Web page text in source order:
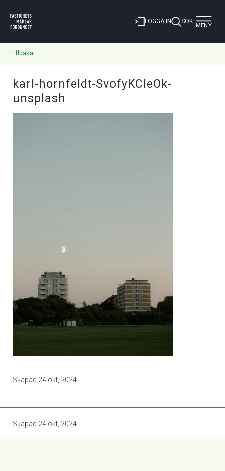
LOGGA IN SÖK Toggle
MENY
Tillbaka
karl-hornfeldt-SvofyKCleOk-
unsplash
Skapad 24 okt, 2024
Skapad 24 okt, 2024